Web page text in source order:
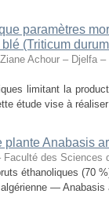
paramètres
(Triticum
Achour – Djelfa
limitant la
étude vise à
Anabasis
des Sciences
éthanoliques (70
—